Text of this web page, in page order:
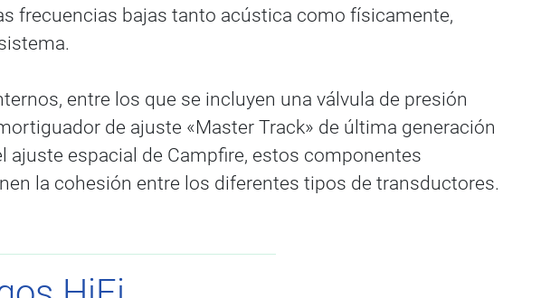
frecuencias bajas tanto acústica como físicamente,
entre los que se incluyen una válvula de presión
de ajuste «Master Track» de última generación
espacial de Campfire, estos componentes
la cohesión entre los diferentes tipos de transductores.